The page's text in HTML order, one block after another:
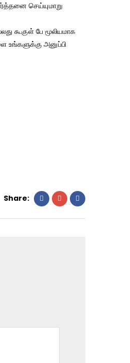
செய்யுமாறு
கூகுள் பே மூலியமாக
அனுப்பி
Share: